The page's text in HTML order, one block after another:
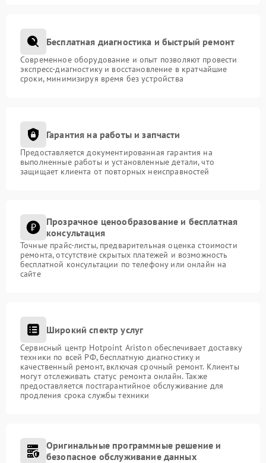
Бесплатная диагностика и быстрый ремонт
Современное оборудование и опыт позволяют провести
экспресс-диагностику и восстановление в кратчайшие
сроки, минимизируя время без устройства
Гарантия на работы и запчасти
Предоставляется документированная гарантия на
выполненные работы и установленные детали, что
защищает клиента от повторных неисправностей
Прозрачное ценообразование и бесплатная
консультация
Точные прайс-листы, предварительная оценка стоимости
ремонта, отсутствие скрытых платежей и возможность
бесплатной консультации по телефону или онлайн на
сайте
Широкий спектр услуг
Сервисный центр Hotpoint Ariston обеспечивает доставку
техники по всей РФ, бесплатную диагностику и
качественный ремонт, включая срочный ремонт. Клиенты
могут отслеживать статус ремонта онлайн. Также
предоставляется постгарантийное обслуживание для
продления срока службы техники
Оригинальные программные решение и
безопасное обслуживание данных